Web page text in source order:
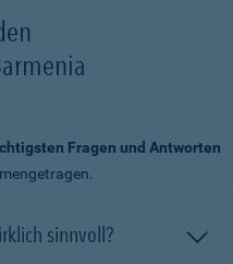
Fragen und Antworten
sinnvoll?